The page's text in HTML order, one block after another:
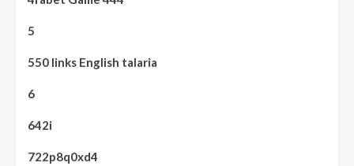
5
550 links English talaria
6
642i
722p8q0xd4